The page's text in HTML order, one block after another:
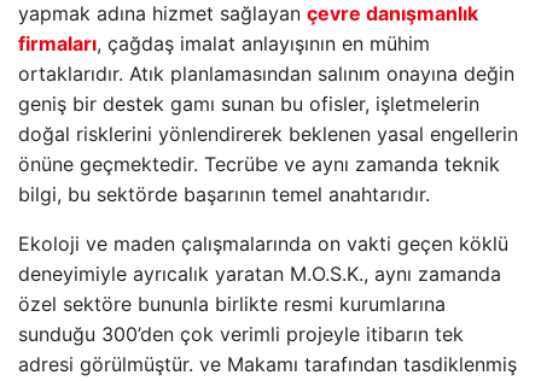
yapmak adına hizmet sağlayan çevre danışmanlık
firmaları, çağdaş imalat anlayışının en mühim
ortaklarıdır. Atık planlamasından salınım onayına değin
geniş bir destek gamı sunan bu ofisler, işletmelerin
doğal risklerini yönlendirerek beklenen yasal engellerin
önüne geçmektedir. Tecrübe ve aynı zamanda teknik
bilgi, bu sektörde başarının temel anahtarıdır.
Ekoloji ve maden çalışmalarında on vakti geçen köklü
deneyimiyle ayrıcalık yaratan M.O.S.K., aynı zamanda
özel sektöre bununla birlikte resmi kurumlarına
sunduğu 300’den çok verimli projeyle itibarın tek
adresi görülmüştür. ve Makamı tarafından tasdiklenmiş